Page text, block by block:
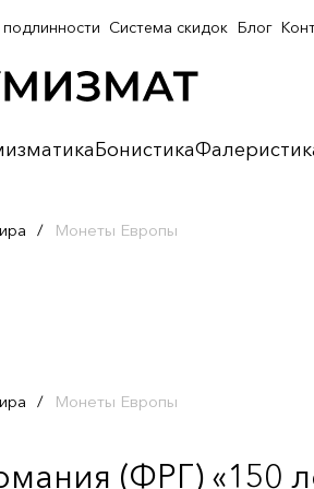
Бонистика
подлинности Система скидок Блог
/ Монеты Европы
/ Монеты Европы
(ФРГ) «150